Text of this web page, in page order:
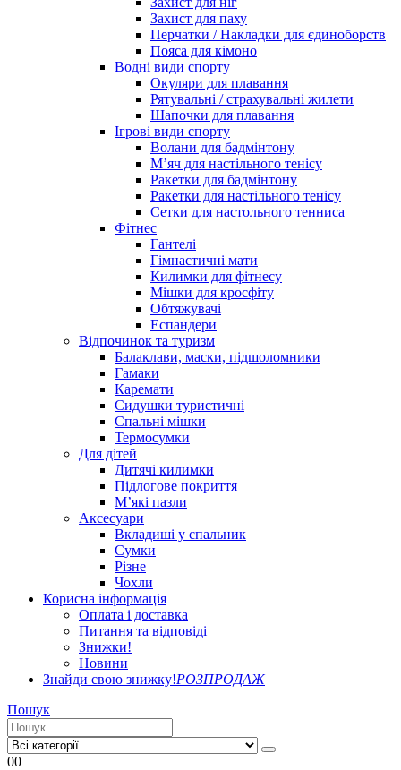
Захист для паху
Перчатки / Накладки для єдиноборств
Пояса для кімоно
Водні види спорту
Окуляри для плавання
Рятувальні / страхувальні жилети
Шапочки для плавання
Ігрові види спорту
Волани для бадмінтону
М’яч для настільного тенісу
Ракетки для бадмінтону
Ракетки для настільного тенісу
Сетки для настольного тенниса
Фітнес
Гантелі
Гімнастичні мати
Килимки для фітнесу
Мішки для кросфіту
Обтяжувачі
Еспандери
Відпочинок та туризм
Балаклави, маски, підшоломники
Гамаки
Каремати
Сидушки туристичні
Спальні мішки
Термосумки
Для дітей
Дитячі килимки
Підлогове покриття
М’які пазли
Аксесуари
Вкладиші у спальник
Сумки
Різне
Чохли
Корисна інформація
Оплата і доставка
Питання та відповіді
Знижки!
Новини
Знайди свою знижку!РОЗПРОДАЖ
Пошук
00